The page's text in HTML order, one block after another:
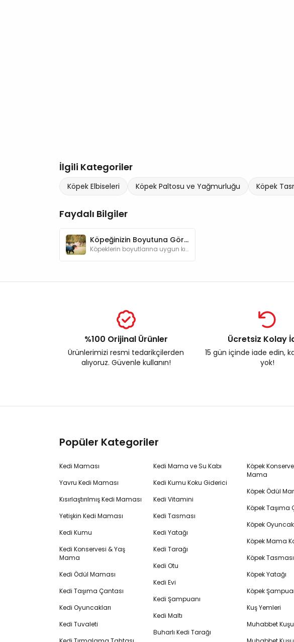
İlgili Kategoriler
Köpek Elbiseleri Köpek Paltosu ve Yağmurluğu Köpek
Faydalı Bilgiler
Köpeğinizin Boyutuna Göre Kıyafet Seçimi
Köpeklerin boyutlarına uygun kıyafet seçerek onların konforunu artırabilirsiniz.
%100 Orijinal Ürünler
Ürünlerimizi resmi tedarikçilerden
alıyoruz. Güvenle kullanın!
Ücretsiz Kolay
15 gün içinde iade edin,
yok!
Popüler Kategoriler
Kedi Maması
Yavru Kedi Maması
Kısırlaştırılmış Kedi Maması
Yetişkin Kedi Maması
Kedi Kumu
Kedi Konservesi & Yaş
Mama
Kedi Ödül Maması
Kedi Taşıma Çantası
Kedi Oyuncakları
Kedi Tuvaleti
Kedi Mama ve Su Kabı
Kedi Kumu Koku Giderici
Kedi Vitamini
Kedi Tasması
Kedi Yatağı
Kedi Tarağı
Kedi Otu
Kedi Evi
Kedi Şampuanı
Kedi Maltı
Buharlı Kedi Tarağı
Köpek
Mama
Köpek Ödül
Köpek Taşıma
Köpek
Köpek Mama
Köpek Tasması
Köpek Yatağı
Köpek
Kuş Yemleri
Muhabbet